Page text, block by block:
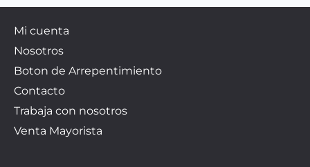
Mi cuenta
Nosotros
Boton de Arrepentimiento
Contacto
Trabaja con nosotros
Venta Mayorista